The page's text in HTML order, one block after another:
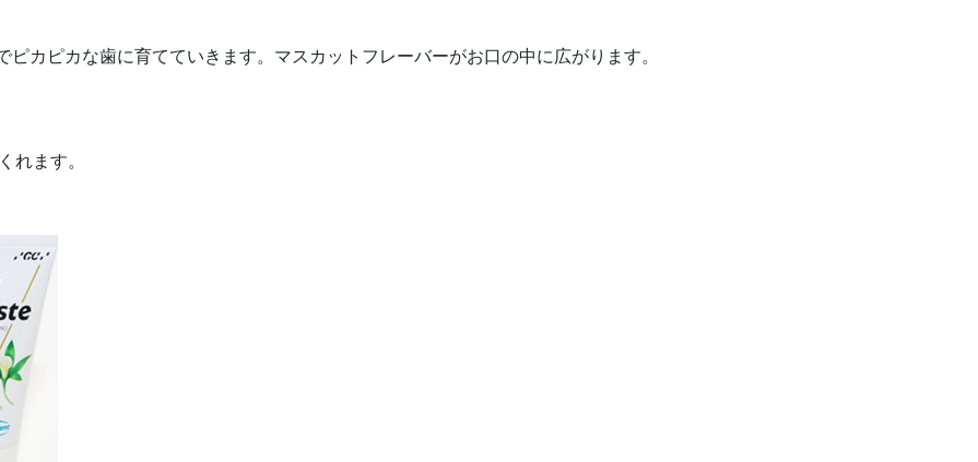
カピカな歯に育てていきます。マスカットフレーバーがお口の中に広がります。
れます。